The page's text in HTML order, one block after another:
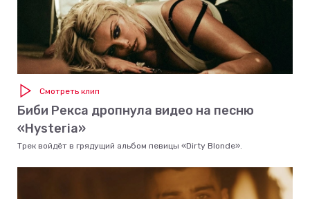
Смотреть клип
Биби Рекса дропнула видео на песню
«Hysteria»
Трек войдёт в грядущий альбом певицы «Dirty Blonde».